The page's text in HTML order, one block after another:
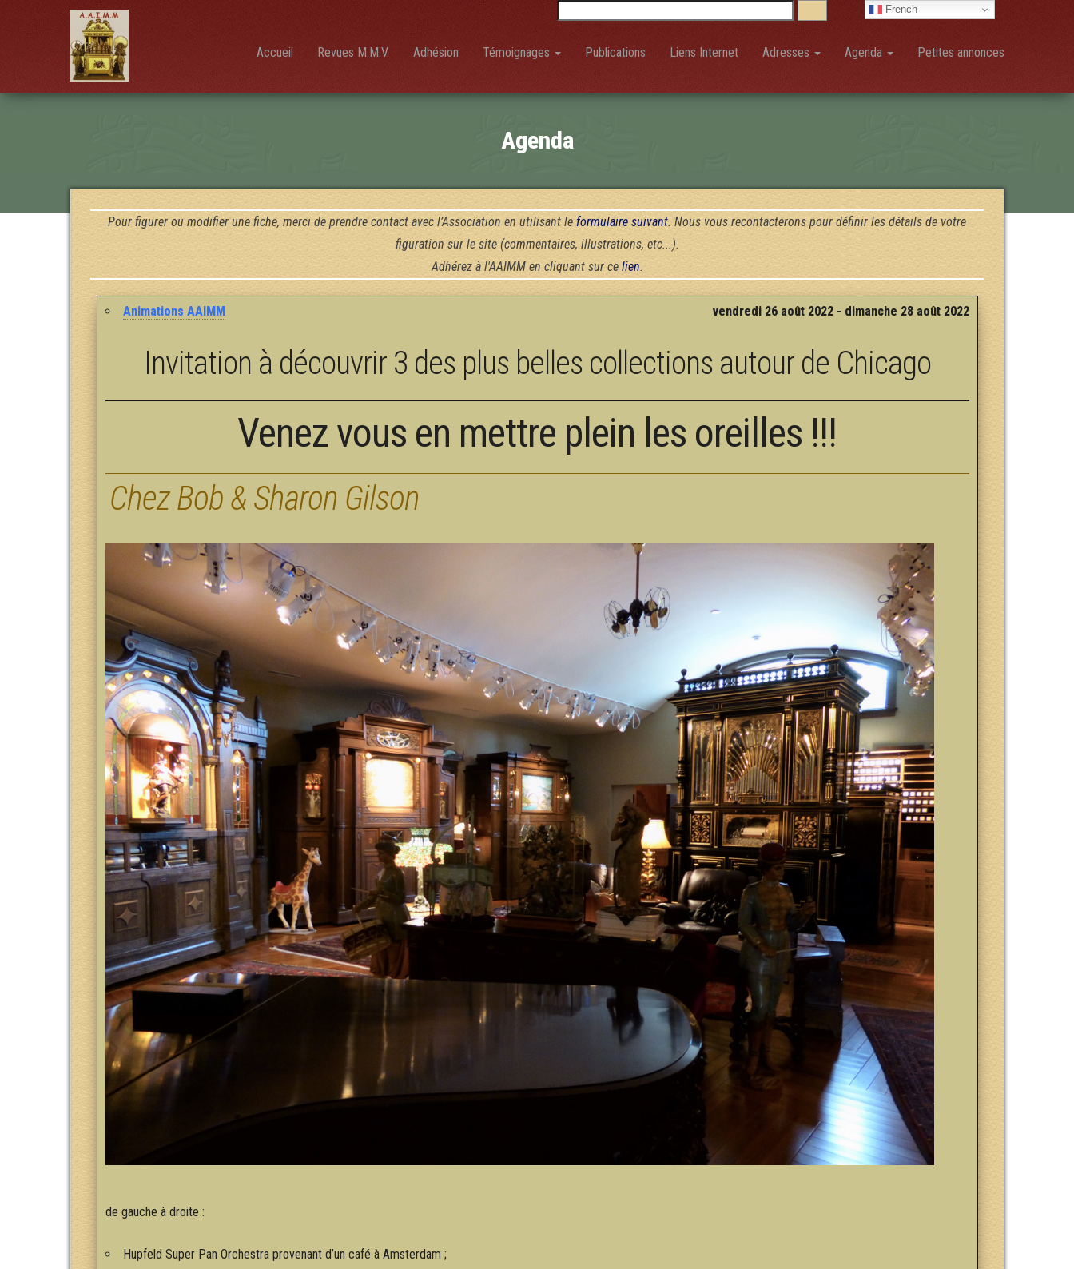
AAIMM
Association
des
Instruments
et de la
Musique
Mécanique
French
Accueil Revues M.M.V. Adhésion Témoignages Publications Liens Internet Adresses Agenda Petites annonces
Agenda
Pour figurer ou modifier une fiche, merci de prendre contact avec l’Association en utilisant le formulaire suivant. Nous vous recontacterons pour définir les détails de votre
figuration sur le site (commentaires, illustrations, etc...).
Adhérez à l'AAIMM en cliquant sur ce lien.
vendredi 26 août 2022 - dimanche 28 août 2022
Animations AAIMM
Invitation à découvrir 3 des plus belles collections autour de Chicago
Venez vous en mettre plein les oreilles !!!
Chez Bob & Sharon Gilson
de gauche à droite :
Hupfeld Super Pan Orchestra provenant d’un café à Amsterdam ;